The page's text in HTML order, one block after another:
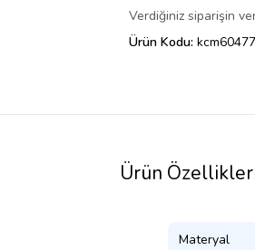
Verdiğiniz siparişin
Ürün Kodu:
Ürün
Materyal